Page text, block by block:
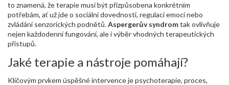
to znamená, že terapie musí být přizpůsobena konkrétním
potřebám, ať už jde o sociální dovednosti, regulaci emocí nebo
zvládání senzorických podnětů.Aspergerův syndromtak ovlivňuje
nejen každodenní fungování, ale i výběr vhodných terapeutických
přístupů.
Jaké terapie a nástroje pomáhají?
Klíčovým prvkem úspěšné intervence jepsychoterapie, proces,